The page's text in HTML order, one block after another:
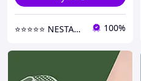
⭐⭐⭐⭐⭐ NESTANDART MAGAZ 100%